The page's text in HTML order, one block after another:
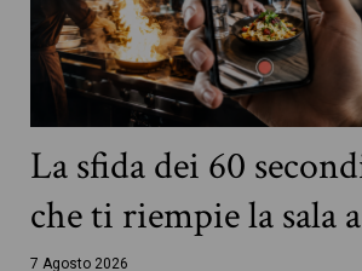
La sfida dei 60
che ti riempie la sala
7 Agosto 2026